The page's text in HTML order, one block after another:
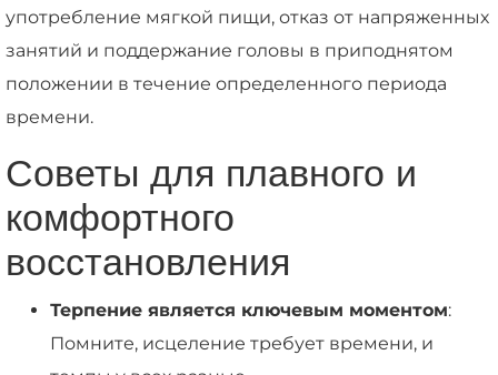
употребление мягкой пищи, отказ от напряженных
занятий и поддержание головы в приподнятом
положении в течение определенного периода
времени.
Советы для плавного и
комфортного
восстановления
Терпение является ключевым моментом:
Помните, исцеление требует времени, и